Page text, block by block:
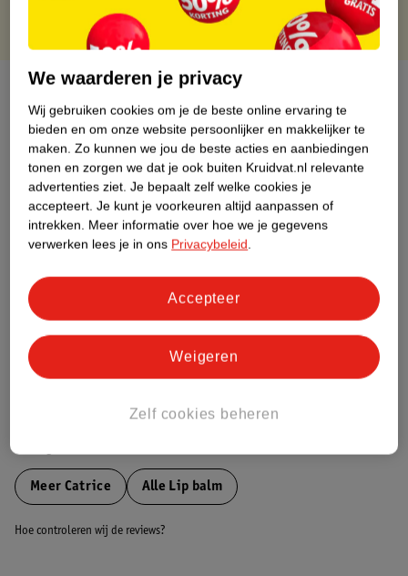
Over dit product
Productinformatie
Etiketinformatie
Nature Impact Score
Meer informatie
Bestel & Bezorginformatie
Meer Catrice Alle Lip balm
Hoe controleren wij de reviews?
We waarderen je privacy
Wij gebruiken cookies om je de beste online ervaring te
bieden en om onze website persoonlijker en makkelijker te
maken. Zo kunnen we jou de beste acties en aanbiedingen
tonen en zorgen we dat je ook buiten Kruidvat.nl relevante
advertenties ziet. Je bepaalt zelf welke cookies je
accepteert. Je kunt je voorkeuren altijd aanpassen of
intrekken. Meer informatie over hoe we je gegevens
verwerken lees je in ons Privacybeleid.
Zelf cookies beheren
Weigeren
Accepteer